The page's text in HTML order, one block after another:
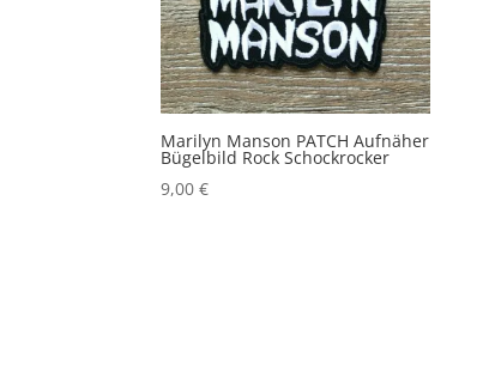
Marilyn Manson PATCH Aufnäher
Bügelbild Rock Schockrocker
9,00€